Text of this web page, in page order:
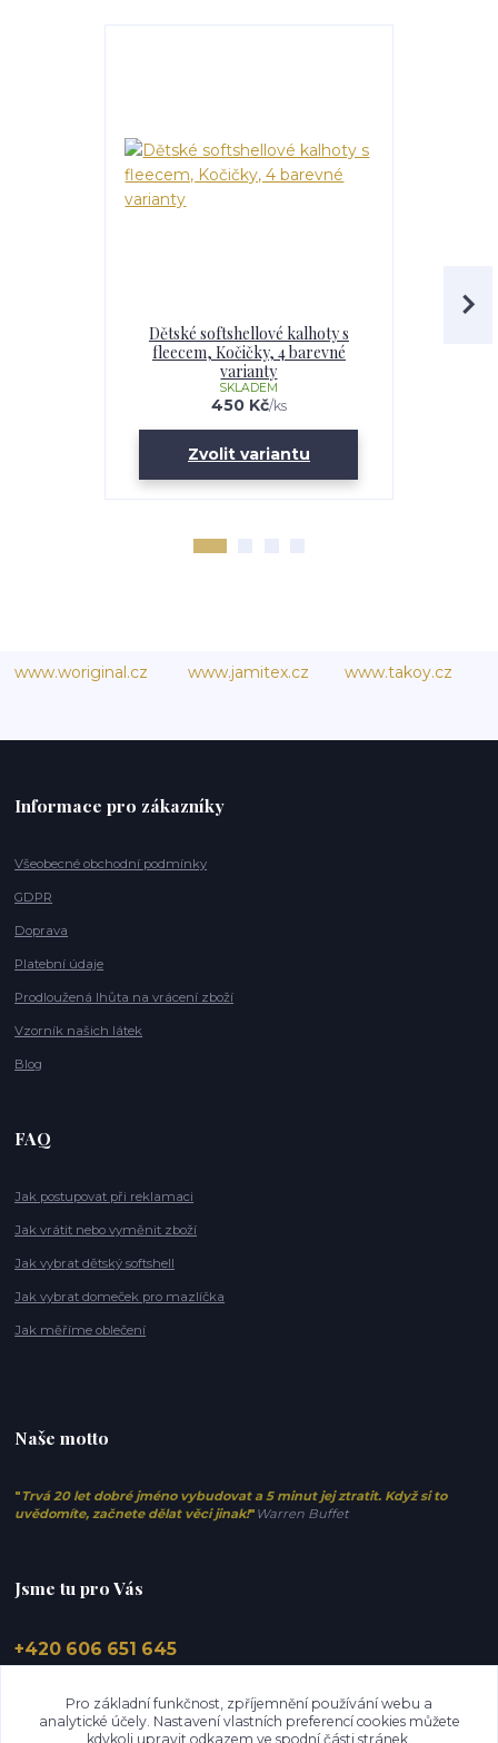
Dětské softshellové kalhoty s
fleecem, Kočičky, 4 barevné
varianty
450 Kč/ks
SKLADEM
Zvolit variantu
www.woriginal.cz www.jamitex.cz www.takoy.cz
Informace pro zákazníky
Všeobecné obchodní podmínky
GDPR
Doprava
Platební údaje
Prodloužená lhůta na vrácení zboží
Vzorník našich látek
Blog
FAQ
Jak postupovat při reklamaci
Jak vrátit nebo vyměnit zboží
Jak vybrat dětský softshell
Jak vybrat domeček pro mazlíčka
Jak měříme oblečení
Naše motto
" Trvá 20 let dobré jméno vybudovat a 5 minut jej ztratit. Když si to
uvědomíte, začnete dělat věci jinak!" Warren Buffet
Jsme tu pro Vás
+420 606 651 645
info@elfino.cz
Pro základní funkčnost, zpříjemnění používání webu a
analytické účely. Nastavení vlastních preferencí cookies můžete
kdykoli upravit odkazem ve spodní části stránek.